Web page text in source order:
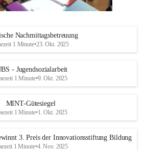
Nachmittagsbetreuung
1 Minute•23. Okt. 2025
- Jugendsozialarbeit
1 Minute•9. Okt. 2025
MINT-Gütesiegel
1 Minute•1. Okt. 2025
3. Preis der Innovationsstiftung Bildung
1 Minute•4. Nov. 2025